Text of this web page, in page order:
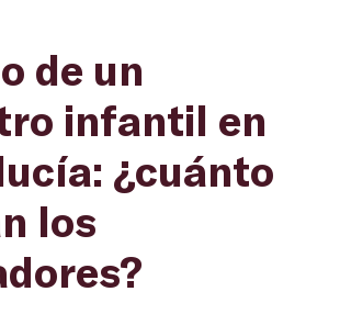
de un
infantil en
¿cuánto
los